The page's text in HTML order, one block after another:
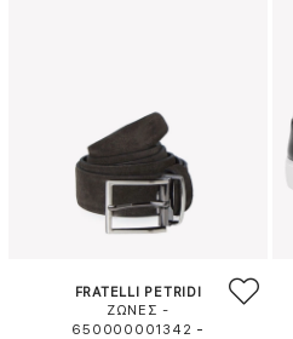
FRATELLI PETRIDI
ΖΩΝΕΣ -
650000001342 -